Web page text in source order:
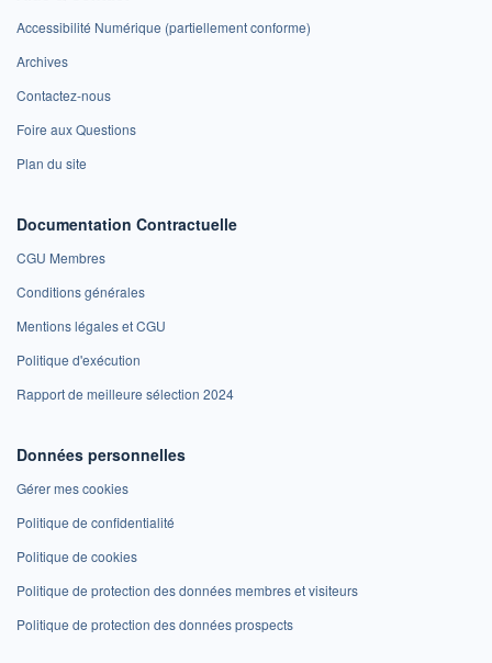
Accessibilité Numérique (partiellement conforme)
Archives
Contactez-nous
Foire aux Questions
Plan du site
Documentation Contractuelle
CGU Membres
Conditions générales
Mentions légales et CGU
Politique d'exécution
Rapport de meilleure sélection 2024
Données personnelles
Gérer mes cookies
Politique de confidentialité
Politique de cookies
Politique de protection des données membres et visiteurs
Politique de protection des données prospects